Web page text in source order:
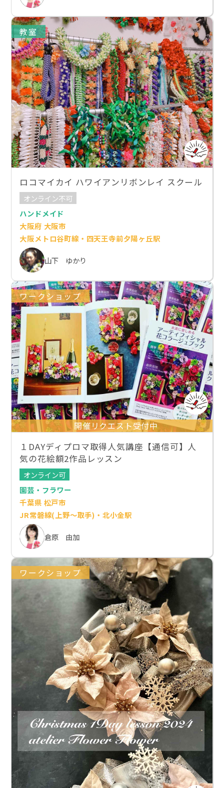
教室
ロコマイカイ ハワイアンリボンレイ スクール
オンライン不可
ハンドメイド
大阪府 大阪市
大阪メトロ谷町線・四天王寺前夕陽ヶ丘駅
山下 ゆかり
ワークショップ
開催リクエスト受付中
１DAYディプロマ取得人気講座【通信可】人
気の花絵額2作品レッスン
オンライン可
園芸・フラワー
千葉県 松戸市
JR常磐線(上野～取手)・北小金駅
倉原 由加
ワークショップ